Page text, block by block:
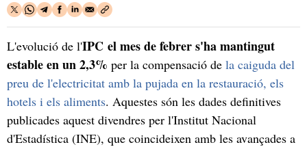
L'evolució de l'IPC el mes de febrer s'ha mantingut
estable en un 2,3% per la compensació de la caiguda del
preu de l'electricitat amb la pujada en la restauració, els
hotels i els aliments. Aquestes són les dades definitives
publicades aquest divendres per l'Institut Nacional
d'Estadística (INE), que coincideixen amb les avançades a